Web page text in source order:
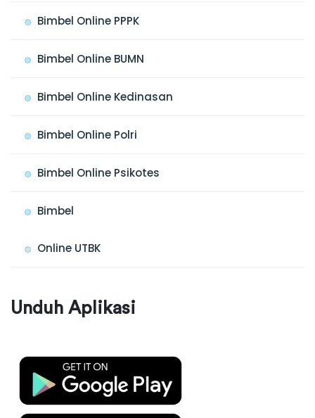
Bimbel Online PPPK
Bimbel Online BUMN
Bimbel Online Kedinasan
Bimbel Online Polri
Bimbel Online Psikotes
Bimbel
Online UTBK
Unduh Aplikasi